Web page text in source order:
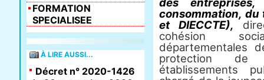
consommation, du
et DIECCTE),
cohésion
départementales
protection de
établissements
FORMATION
SPECIALISEE
À LIRE AUSSI...
Décret n° 2020-1426